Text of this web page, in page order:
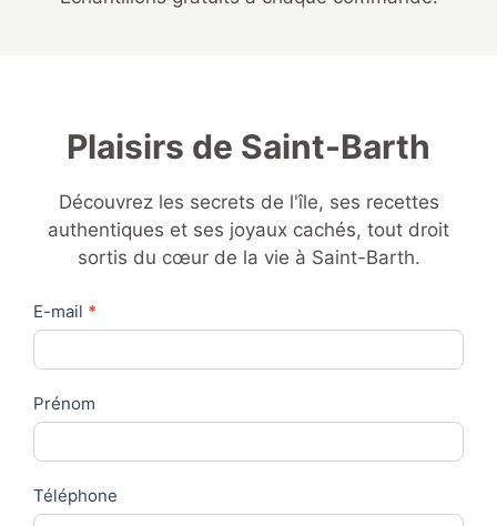
Plaisirs de Saint-Barth
Découvrez les secrets de l'île, ses recettes
authentiques et ses joyaux cachés, tout droit
sortis du cœur de la vie à Saint-Barth.
Contact
Us
E-mail *
Prénom
Téléphone